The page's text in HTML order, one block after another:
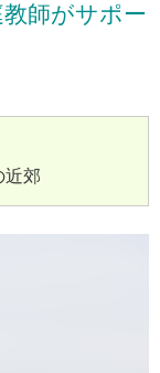
師がサポー
近郊